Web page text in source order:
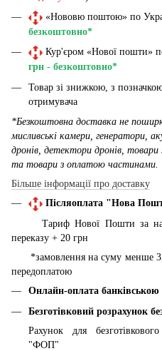
«Нововю поштою» по
безкоштовно*
Кур'єром «Нової пошти»
грн - безкоштовно*
Товар зі знижкою, з
отримувача
*Безкоштовна доставка не
мисливські камери, генератори,
дронів, детектори дронів,
та товари з оплатою частинами.
Більше інформації про доставку
Післяоплата "Нова
Тариф Нової Пошти за
переказу + 20 грн
*замовлення на суму менше
передоплатою
Онлайн-оплата
Безготівковий розрахунок
Рахунок для
"ФОП"